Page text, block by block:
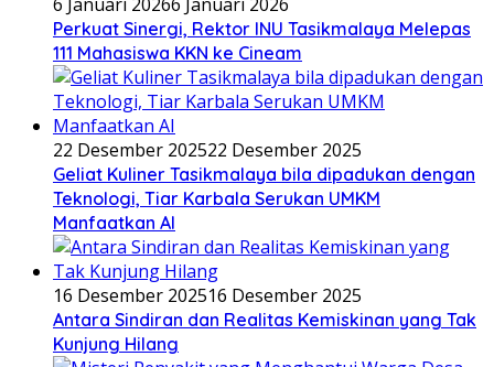
Perkuat Sinergi, Rektor INU Tasikmalaya Melepas
111 Mahasiswa KKN ke Cineam
22 Desember 202522 Desember 2025
Geliat Kuliner Tasikmalaya bila dipadukan dengan
Teknologi, Tiar Karbala Serukan UMKM
Manfaatkan AI
16 Desember 202516 Desember 2025
Antara Sindiran dan Realitas Kemiskinan yang Tak
Kunjung Hilang